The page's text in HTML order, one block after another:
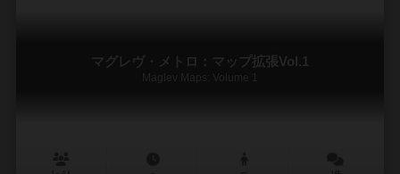
マグレヴ・メトロ：マップ拡張Vol.1
Maglev Maps: Volume 1